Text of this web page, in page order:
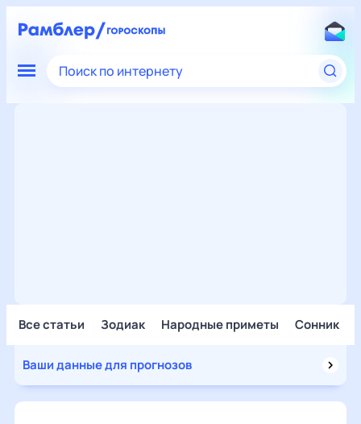
Поиск по интернету
Все статьи Зодиак Народные приметы Сонник
Ваши данные для прогнозов